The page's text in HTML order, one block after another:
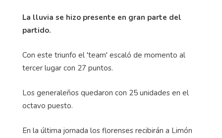
La lluvia se hizo presente en gran parte del
partido.
Con este triunfo el 'team' escaló de momento al
tercer lugar con 27 puntos.
Los generaleños quedaron con 25 unidades en el
octavo puesto.
En la última jornada los florenses recibirán a Limón